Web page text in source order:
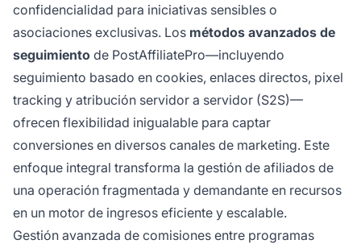
confidencialidad para iniciativas sensibles o
asociaciones exclusivas. Los métodos avanzados de
seguimiento de PostAffiliatePro—incluyendo
seguimiento basado en cookies, enlaces directos, pixel
tracking y atribución servidor a servidor (S2S)—
ofrecen flexibilidad inigualable para captar
conversiones en diversos canales de marketing. Este
enfoque integral transforma la gestión de afiliados de
una operación fragmentada y demandante en recursos
en un motor de ingresos eficiente y escalable.
Gestión avanzada de comisiones entre programas